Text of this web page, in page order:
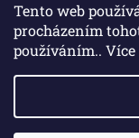
Tento web
procházením
používáním..